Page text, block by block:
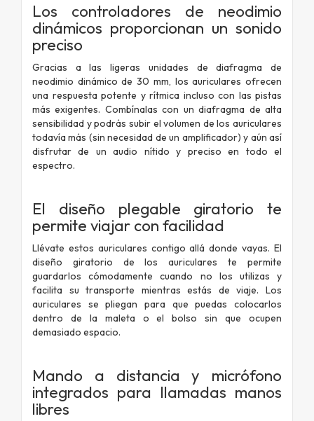
Los controladores de neodimio
dinámicos proporcionan un sonido
preciso
Gracias a las ligeras unidades de diafragma de
neodimio dinámico de 30 mm, los auriculares ofrecen
una respuesta potente y rítmica incluso con las pistas
más exigentes. Combínalas con un diafragma de alta
sensibilidad y podrás subir el volumen de los auriculares
todavía más (sin necesidad de un amplificador) y aún así
disfrutar de un audio nítido y preciso en todo el
espectro.
El diseño plegable giratorio te
permite viajar con facilidad
Llévate estos auriculares contigo allá donde vayas. El
diseño giratorio de los auriculares te permite
guardarlos cómodamente cuando no los utilizas y
facilita su transporte mientras estás de viaje. Los
auriculares se pliegan para que puedas colocarlos
dentro de la maleta o el bolso sin que ocupen
demasiado espacio.
Mando a distancia y micrófono
integrados para llamadas manos
libres